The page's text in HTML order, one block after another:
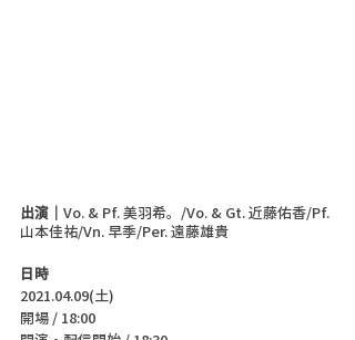
出演｜ Vo. & Pf. 美羽希。/Vo. & Gt. 近藤佑香/Pf.
山本佳祐/Vn. 早季/Per. 遠藤雄貴
日時
2021.04.09(土)
開場 / 18:00